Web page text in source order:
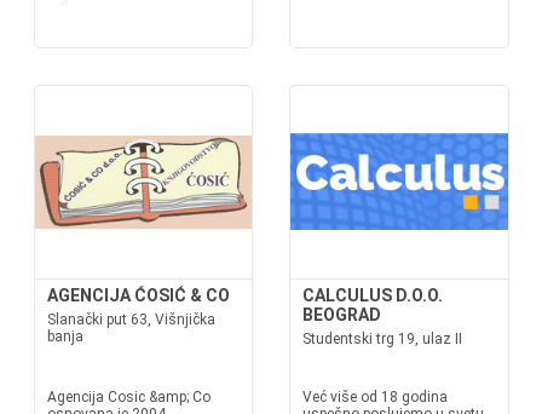
AGENCIJA ĆOSIĆ & CO
Slanački put 63, Višnjička
banja
Agencija Cosic &amp; Co
CALCULUS D.O.O.
BEOGRAD
Studentski trg 19, ulaz II
Već više od 18 godina